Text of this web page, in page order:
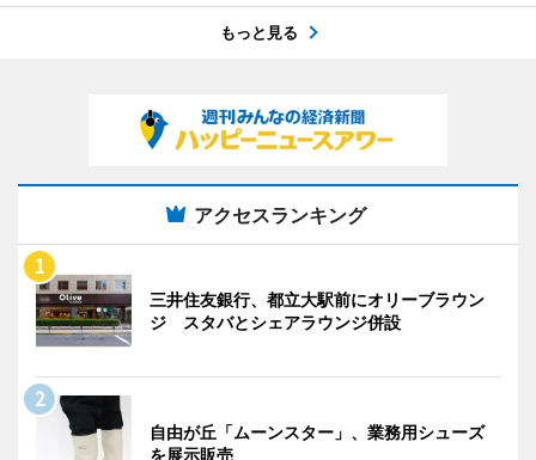
もっと見る
アクセスランキング
三井住友銀行、都立大駅前にオリーブラウン
ジ スタバとシェアラウンジ併設
自由が丘「ムーンスター」、業務用シューズ
を展示販売